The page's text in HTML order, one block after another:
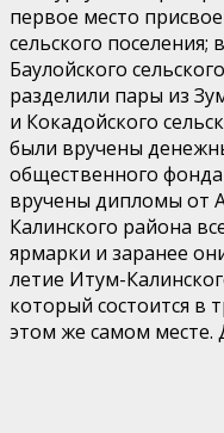
первое место
сельского поселения;
Баулойского
разделили пары из
и Кокадойского
были вручены
общественного
вручены дипломы от
Калинского района
ярмарки и заранее
летие Итум-
который состоится в
этом же самом месте.